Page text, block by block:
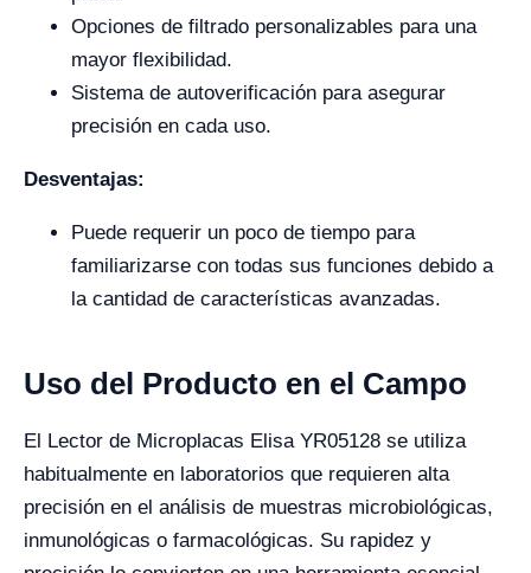
Opciones de filtrado personalizables para una
mayor flexibilidad.
Sistema de autoverificación para asegurar
precisión en cada uso.
Desventajas:
Puede requerir un poco de tiempo para
familiarizarse con todas sus funciones debido a
la cantidad de características avanzadas.
Uso del Producto en el Campo
El Lector de Microplacas Elisa YR05128 se utiliza
habitualmente en laboratorios que requieren alta
precisión en el análisis de muestras microbiológicas,
inmunológicas o farmacológicas. Su rapidez y